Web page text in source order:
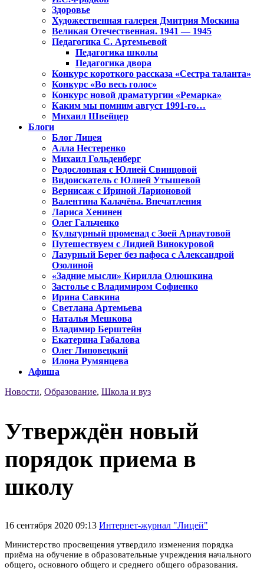
Здоровье
Художественная галерея Дмитрия Москина
Великая Отечественная. 1941 — 1945
Педагогика С. Артемьевой
Педагогика школы
Педагогика двора
Конкурс короткого рассказа «Сестра таланта»
Конкурс «Во весь голос»
Конкурс новой драматургии «Ремарка»
Каким мы помним август 1991-го…
Михаил Швейцер
Блоги
Блог Лицея
Алла Нестеренко
Михаил Гольденберг
Родословная с Юлией Свинцовой
Видоискатель с Юлией Утышевой
Вернисаж с Ириной Ларионовой
Валентина Калачёва. Впечатления
Лариса Хенинен
Олег Гальченко
Культурный променад с Зоей Арнаутовой
Путешествуем с Лидией Винокуровой
Лазурный Берег без пафоса с Александрой
Озолиной
«Задние мысли» Кирилла Олюшкина
Застолье с Владимиром Софиенко
Ирина Савкина
Светлана Артемьева
Наталья Мешкова
Владимир Берштейн
Екатерина Габалова
Олег Липовецкий
Илона Румянцева
Афиша
Новости, Образование, Школа и вуз
Утверждён новый
порядок приема в
школу
16 сентября 2020 09:13 Интернет-журнал "Лицей"
Министерство просвещения утвердило изменения порядка
приёма на обучение в образовательные учреждения начального
общего, основного общего и среднего общего образования.